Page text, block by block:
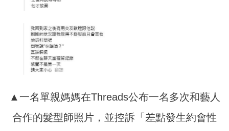
▲一名單親媽媽在Threads公布一名多次和藝人
合作的髮型師照片，並控訴「差點發生約會性